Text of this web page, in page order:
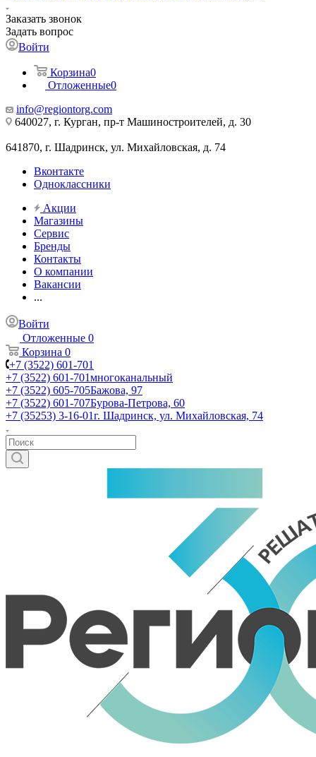
Заказать звонок
Задать вопрос
Войти
Корзина0
Отложенные0
info@regiontorg.com
640027, г. Курган, пр-т Машиностроителей, д. 30
641870, г. Шадринск, ул. Михайловская, д. 74
Вконтакте
Одноклассники
Акции
Магазины
Сервис
Бренды
Контакты
О компании
Вакансии
...
Войти
Отложенные 0
Корзина 0
+7 (3522) 601-701
+7 (3522) 601-701многоканальный
+7 (3522) 605-705Бажова, 97
+7 (3522) 601-707Бурова-Петрова, 60
+7 (35253) 3-16-01г. Шадринск, ул. Михайловская, 74